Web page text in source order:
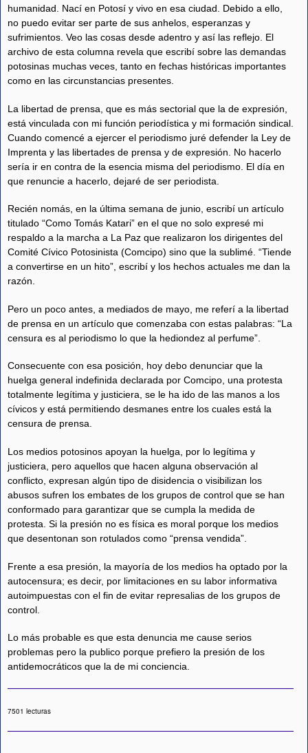
humanidad. Nací en Potosí y vivo en esa ciudad. Debido a ello,
no puedo evitar ser parte de sus anhelos, esperanzas y
sufrimientos. Veo las cosas desde adentro y así las reflejo. El
archivo de esta columna revela que escribí sobre las demandas
potosinas muchas veces, tanto en fechas históricas importantes
como en las circunstancias presentes.
La libertad de prensa, que es más sectorial que la de expresión,
está vinculada con mi función periodística y mi formación sindical.
Cuando comencé a ejercer el periodismo juré defender la Ley de
Imprenta y las libertades de prensa y de expresión. No hacerlo
sería ir en contra de la esencia misma del periodismo. El día en
que renuncie a hacerlo, dejaré de ser periodista.
Recién nomás, en la última semana de junio, escribí un artículo
titulado “Como Tomás Katari” en el que no solo expresé mi
respaldo a la marcha a La Paz que realizaron los dirigentes del
Comité Cívico Potosinista (Comcipo) sino que la sublimé. “Tiende
a convertirse en un hito”, escribí y los hechos actuales me dan la
razón.
Pero un poco antes, a mediados de mayo, me referí a la libertad
de prensa en un artículo que comenzaba con estas palabras: “La
censura es al periodismo lo que la hediondez al perfume”.
Consecuente con esa posición, hoy debo denunciar que la
huelga general indefinida declarada por Comcipo, una protesta
totalmente legítima y justiciera, se le ha ido de las manos a los
cívicos y está permitiendo desmanes entre los cuales está la
censura de prensa.
Los medios potosinos apoyan la huelga, por lo legítima y
justiciera, pero aquellos que hacen alguna observación al
conflicto, expresan algún tipo de disidencia o visibilizan los
abusos sufren los embates de los grupos de control que se han
conformado para garantizar que se cumpla la medida de
protesta. Si la presión no es física es moral porque los medios
que desentonan son rotulados como “prensa vendida”.
Frente a esa presión, la mayoría de los medios ha optado por la
autocensura; es decir, por limitaciones en su labor informativa
autoimpuestas con el fin de evitar represalias de los grupos de
control.
Lo más probable es que esta denuncia me cause serios
problemas pero la publico porque prefiero la presión de los
antidemocráticos que la de mi conciencia.
7501 lecturas